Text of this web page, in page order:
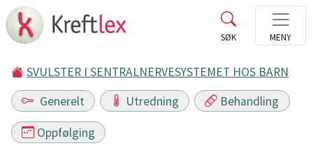
SVULSTER I SENTRALNERVESYSTEMET HOS BARN
Generelt
Utredning Behandling
Oppfølging